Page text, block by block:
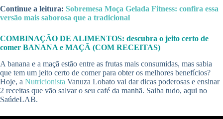
Continue a leitura: Sobremesa Moça Gelada Fitness: confira essa
versão mais saborosa que a tradicional
COMBINAÇÃO DE ALIMENTOS: descubra o jeito certo de
comer BANANA e MAÇÃ (COM RECEITAS)
A banana e a maçã estão entre as frutas mais consumidas, mas sabia
que tem um jeito certo de comer para obter os melhores benefícios?
Hoje, a Nutricionista Vanuza Lobato vai dar dicas poderosas e ensinar
2 receitas que vão salvar o seu café da manhã. Saiba tudo, aqui no
SaúdeLAB.